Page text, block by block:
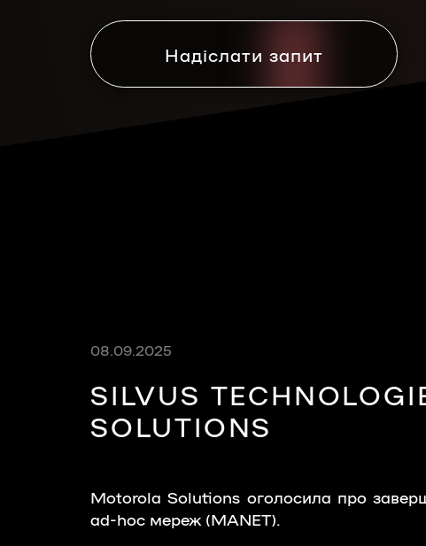
Надіслати запит
08.09.2025
SILVUS
SOLUTIONS
Motorola Solutions оголосила про
ad-hoc мереж (MANET).